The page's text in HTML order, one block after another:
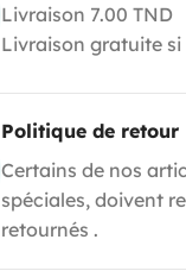
Livraison 7.00 TND
Livraison gratuite si
Politique de retour
Certains de nos
spéciales, doivent
retournés .